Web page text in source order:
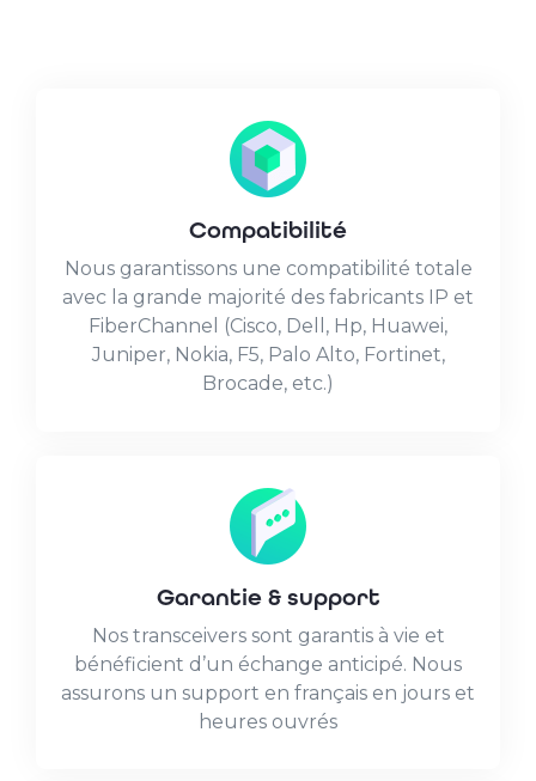
Compatibilité
Nous garantissons une compatibilité totale
avec la grande majorité des fabricants IP et
FiberChannel (Cisco, Dell, Hp, Huawei,
Juniper, Nokia, F5, Palo Alto, Fortinet,
Brocade, etc.)
Garantie & support
Nos transceivers sont garantis à vie et
bénéficient d’un échange anticipé. Nous
assurons un support en français en jours et
heures ouvrés